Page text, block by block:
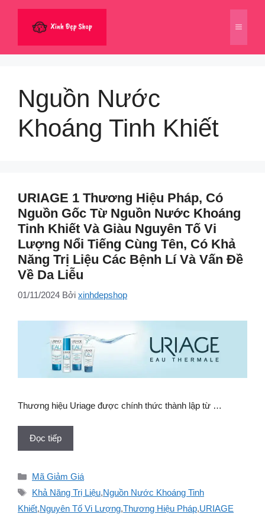
dung
Menu
Nguồn Nước
Khoáng Tinh Khiết
URIAGE 1 Thương Hiệu Pháp, Có
Nguồn Gốc Từ Nguồn Nước Khoáng
Tinh Khiết Và Giàu Nguyên Tố Vi
Lượng Nổi Tiếng Cùng Tên, Có Khả
Năng Trị Liệu Các Bệnh Lí Và Vấn Đề
Về Da Liễu
01/11/2024 Bởi xinhdepshop
Thương hiệu Uriage được chính thức thành lập từ …
Đọc tiếp
Danh
mục
Mã Giảm Giá
Thẻ
Khả Năng Trị Liệu,Nguồn Nước Khoáng Tinh
Khiết,Nguyên Tố Vi Lượng,Thương Hiệu Pháp,URIAGE